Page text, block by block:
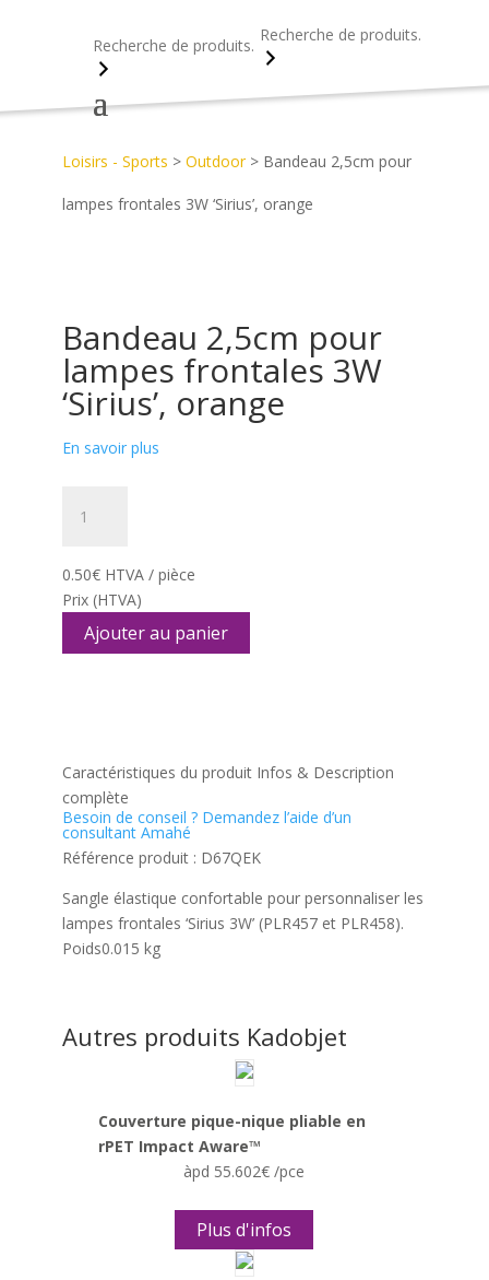
Recherche
Recherche
Accueil
Découvrez notre catalogue d’objets publicitaires
Loisirs - Sports > Outdoor> Bandeau 2,5cm pour
lampes frontales 3W ‘Sirius’, orange
Bandeau 2,5cm pour
lampes frontales 3W
‘Sirius’, orange
En savoir plus
2,5cm
pour
lampes
frontales
0.50€HTVA / pièce
Prix (HTVA)
Ajouter au panier
Caractéristiques du produit Infos & Description
complète
Besoin de conseil ? Demandez l’aide d’un
consultant Amahé
Référence produit : D67QEK
Sangle élastique confortable pour personnaliser les
lampes frontales ‘Sirius 3W’ (PLR457 et PLR458).
Poids0.015 kg
Autres produits Kadobjet
Couverture pique-nique pliable en
rPET Impact Aware™
àpd 55.602€ /pce
Plus d'infos